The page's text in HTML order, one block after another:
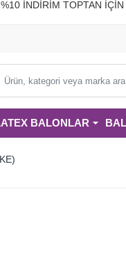
%10 İNDİRİM TOPTAN
Ürün,
kategori
BALONLAR